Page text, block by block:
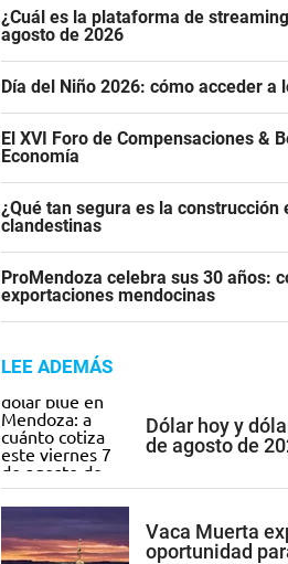
¿Cuál es la plataforma de
agosto de 2026
Día del Niño 2026: cómo acceder
El XVI Foro de Compensaciones &
Economía
¿Qué tan segura es la
clandestinas
ProMendoza celebra sus 30 años:
exportaciones mendocinas
LEE ADEMÁS
Dólar hoy y
de agosto de
Vaca Muerta
oportunidad